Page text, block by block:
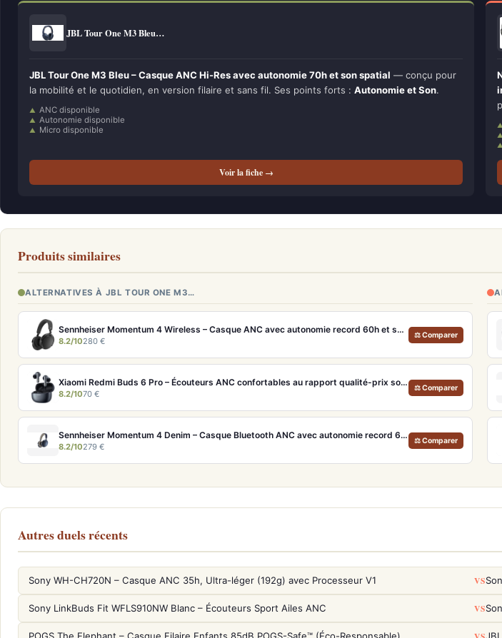
JBL Tour One M3 Bleu…
JBL Tour One M3 Bleu – Casque ANC Hi-Res avec autonomie 70h et son spatial — conçu pour
la mobilité et le quotidien, en version filaire et sans fil. Ses points forts : Autonomie et Son.
ANC disponible
Autonomie disponible
Micro disponible
Voir la fiche →
Produits similaires
ALTERNATIVES À JBL TOUR ONE M3…
Sennheiser Momentum 4 Wireless – Casque ANC avec autonomie record 60h et son audiophile
8.2/10280 €
⚖ Comparer
Xiaomi Redmi Buds 6 Pro – Écouteurs ANC confortables au rapport qualité-prix solide
8.2/1070 €
⚖ Comparer
Sennheiser Momentum 4 Denim – Casque Bluetooth ANC avec autonomie record 60h
8.2/10279 €
⚖ Comparer
Autres duels récents
Sony WH-CH720N – Casque ANC 35h, Ultra-léger (192g) avec Processeur V1 VS
Sony LinkBuds Fit WFLS910NW Blanc – Écouteurs Sport Ailes ANC VS